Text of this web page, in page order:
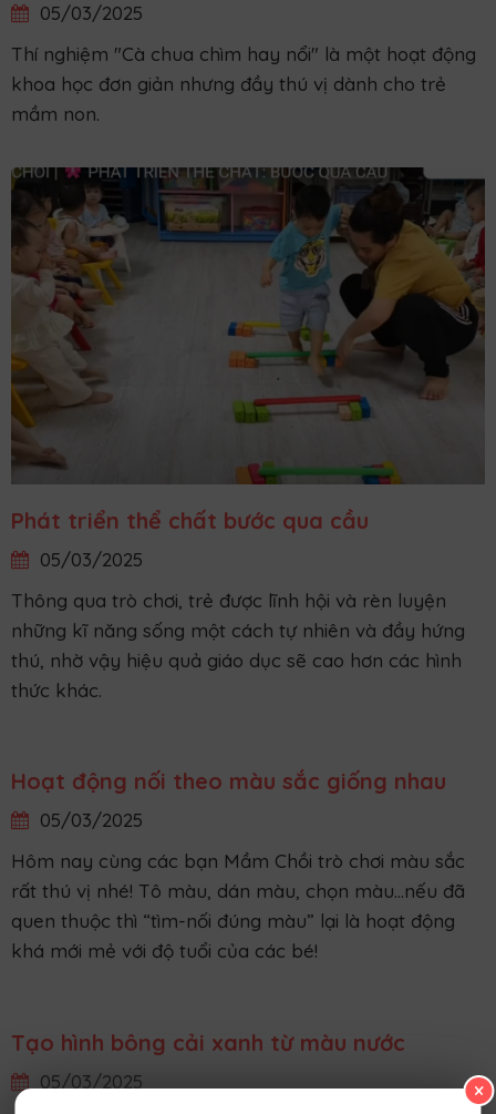
05/03/2025
Thí nghiệm "Cà chua chìm hay nổi" là một hoạt động
khoa học đơn giản nhưng đầy thú vị dành cho trẻ
mầm non.
Phát triển thể chất bước qua cầu
05/03/2025
Thông qua trò chơi, trẻ được lĩnh hội và rèn luyện
những kĩ năng sống một cách tự nhiên và đầy hứng
thú, nhờ vậy hiệu quả giáo dục sẽ cao hơn các hình
thức khác.
Hoạt động nối theo màu sắc giống nhau
05/03/2025
Hôm nay cùng các bạn Mầm Chồi trò chơi màu sắc
rất thú vị nhé! Tô màu, dán màu, chọn màu...nếu đã
quen thuộc thì “tìm-nối đúng màu” lại là hoạt động
khá mới mẻ với độ tuổi của các bé!
×